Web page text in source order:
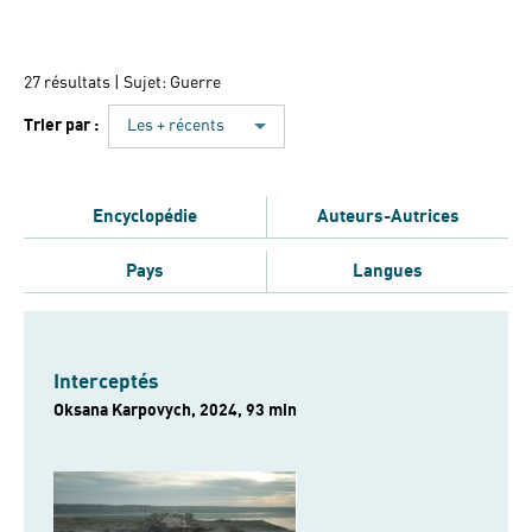
27 résultats | Sujet: Guerre
Trier par : Les + récents
Encyclopédie Auteurs-Autrices
Pays Langues
Interceptés
Oksana Karpovych, 2024, 93 min